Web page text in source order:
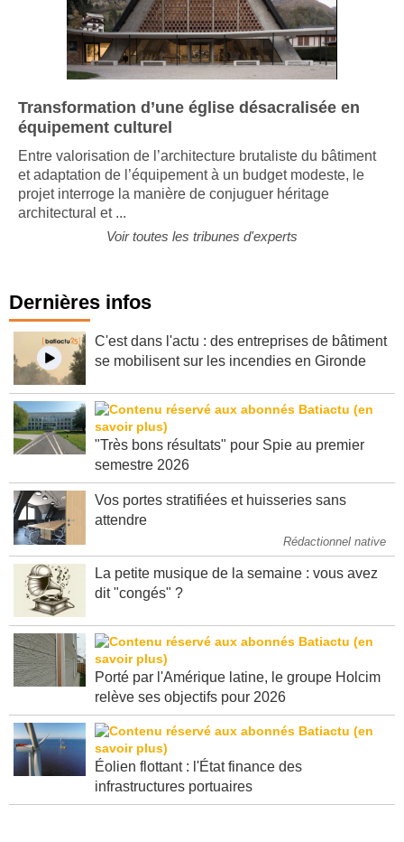
Transformation d’une église désacralisée en
équipement culturel
Entre valorisation de l’architecture brutaliste du bâtiment
et adaptation de l’équipement à un budget modeste, le
projet interroge la manière de conjuguer héritage
architectural et ...
Voir toutes les tribunes d'experts
Dernières infos
C'est dans l'actu : des entreprises de bâtiment
se mobilisent sur les incendies en Gironde
"Très bons résultats" pour Spie au premier
semestre 2026
Vos portes stratifiées et huisseries sans
attendre
Rédactionnel native
La petite musique de la semaine : vous avez
dit "congés" ?
Porté par l'Amérique latine, le groupe Holcim
relève ses objectifs pour 2026
Éolien flottant : l'État finance des
infrastructures portuaires